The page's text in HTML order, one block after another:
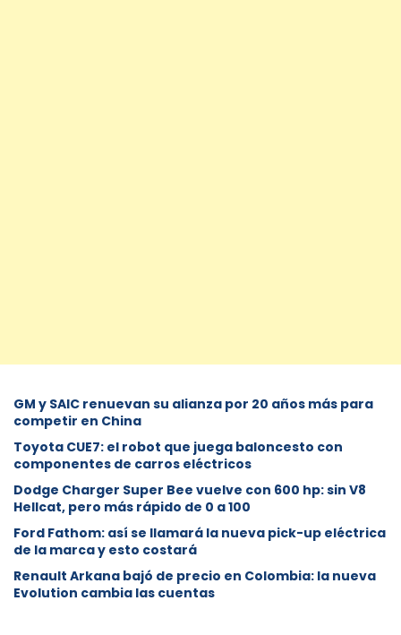
GM y SAIC renuevan su alianza por 20 años más para
competir en China
Toyota CUE7: el robot que juega baloncesto con
componentes de carros eléctricos
Dodge Charger Super Bee vuelve con 600 hp: sin V8
Hellcat, pero más rápido de 0 a 100
Ford Fathom: así se llamará la nueva pick-up eléctrica
de la marca y esto costará
Renault Arkana bajó de precio en Colombia: la nueva
Evolution cambia las cuentas